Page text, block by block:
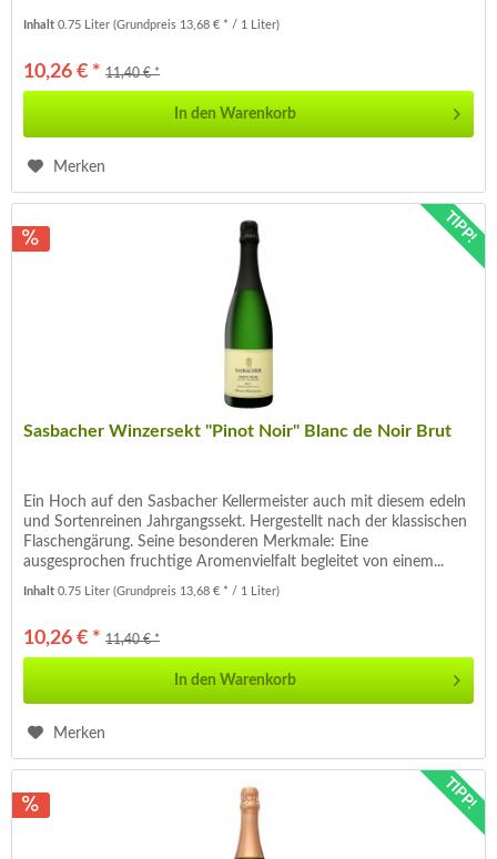
Fruchtaromen ....
Inhalt0.75 Liter(Grundpreis 13,68 € * / 1 Liter)
10,26 € * 11,40 € *
In den Warenkorb
Merken
TIPP!
Sasbacher Winzersekt "Pinot Noir" Blanc de Noir Brut
Ein Hoch auf den Sasbacher Kellermeister auch mit diesem edeln
und Sortenreinen Jahrgangssekt. Hergestellt nach der klassischen
Flaschengärung. Seine besonderen Merkmale: Eine
ausgesprochen fruchtige Aromenvielfalt begleitet von einem...
Inhalt0.75 Liter(Grundpreis 13,68 € * / 1 Liter)
10,26 € * 11,40 € *
In den Warenkorb
Merken
TIPP!